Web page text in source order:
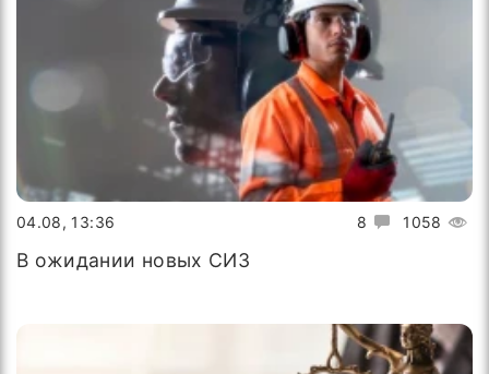
8 1058
04.08, 13:36
В ожидании новых СИЗ